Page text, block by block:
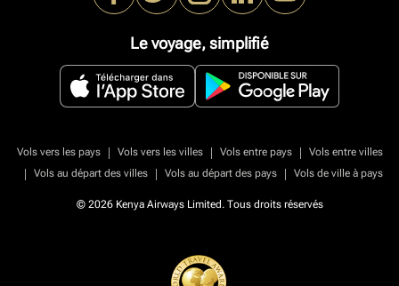
Le voyage, simplifié
Vols vers les pays | Vols vers les villes | Vols entre pays |
Vols entre villes
|
Vols au départ des villes | Vols au départ des pays | Vols de ville à pays
© 2026 Kenya Airways Limited. Tous droits réservés